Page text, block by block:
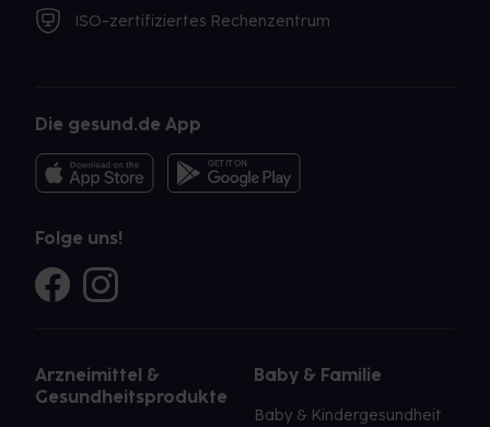
ISO-zertifiziertes Rechenzentrum
Die gesund.de App
Folge uns!
Arzneimittel &
Gesundheitsprodukte
Baby & Familie
Baby & Kindergesundheit